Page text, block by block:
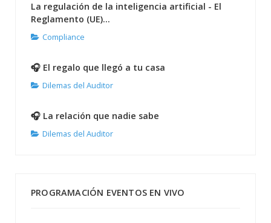
La regulación de la inteligencia artificial - El
Reglamento (UE)...
Compliance
🎧 El regalo que llegó a tu casa
Dilemas del Auditor
🎧 La relación que nadie sabe
Dilemas del Auditor
PROGRAMACIÓN EVENTOS EN VIVO